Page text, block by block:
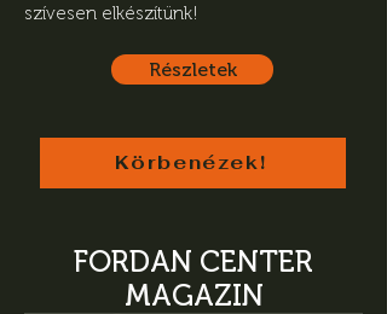
szívesen elkészítünk!
Részletek
Körbenézek!
FORDAN CENTER
MAGAZIN